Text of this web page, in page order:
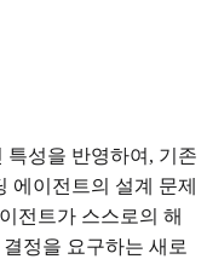
특성을 반영하여, 기존
에이전트의 설계 문제
전트가 스스로의 해
정을 요구하는 새로